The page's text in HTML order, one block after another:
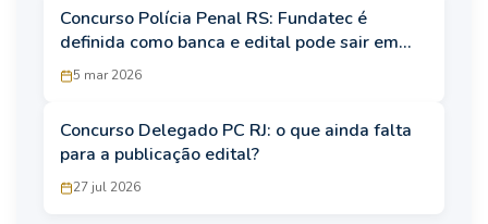
Concurso Polícia Penal RS: Fundatec é
definida como banca e edital pode sair em
março
5 mar 2026
Concurso Delegado PC RJ: o que ainda falta
para a publicação edital?
27 jul 2026